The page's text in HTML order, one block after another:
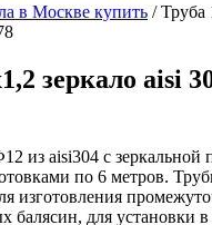
в Москве купить /Труба
зеркало aisi
из aisi304 с зеркальной
по 6 метров.
изготовления
балясин, для установки в